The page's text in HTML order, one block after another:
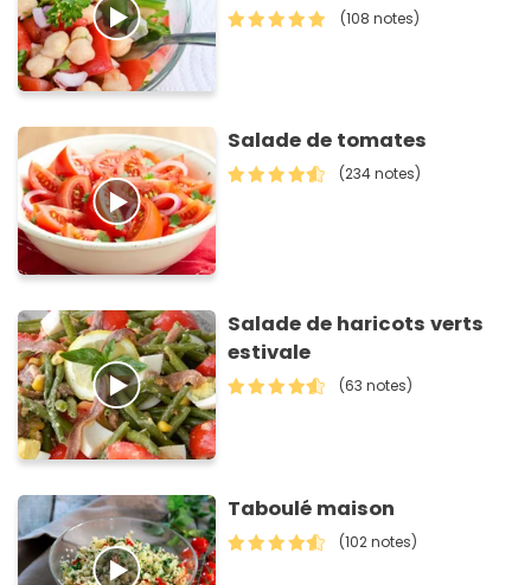
(108 notes)
Salade de tomates
(234 notes)
Salade de haricots verts
estivale
(63 notes)
Taboulé maison
(102 notes)